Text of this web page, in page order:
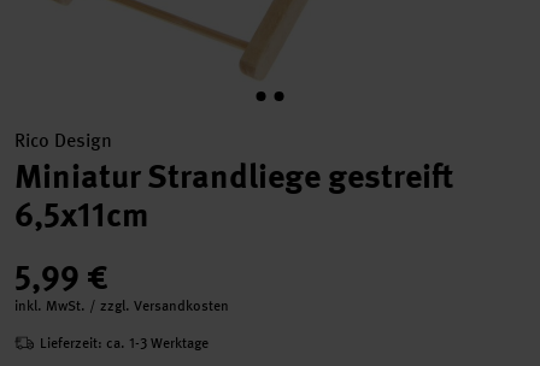
Rico Design
Miniatur Strandliege gestreift
6,5x11cm
5,99 €
inkl. MwSt. / zzgl. Versandkosten
Lieferzeit: ca. 1-3 Werktage